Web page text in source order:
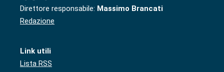
Direttore responsabile: Massimo Brancati
Redazione
Link utili
Lista RSS